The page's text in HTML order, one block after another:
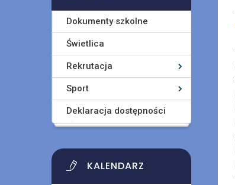
Dokumenty szkolne
Świetlica
Rekrutacja
Sport
Deklaracja dostępności
KALENDARZ